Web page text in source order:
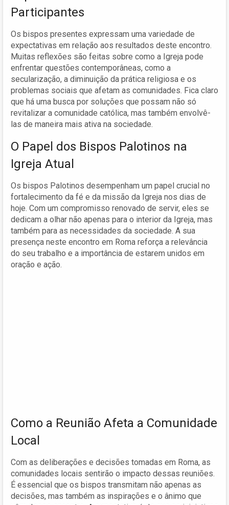
Participantes
Os bispos presentes expressam uma variedade de
expectativas em relação aos resultados deste encontro.
Muitas reflexões são feitas sobre como a Igreja pode
enfrentar questões contemporâneas, como a
secularização, a diminuição da prática religiosa e os
problemas sociais que afetam as comunidades. Fica claro
que há uma busca por soluções que possam não só
revitalizar a comunidade católica, mas também envolvê-
las de maneira mais ativa na sociedade.
O Papel dos Bispos Palotinos na
Igreja Atual
Os bispos Palotinos desempenham um papel crucial no
fortalecimento da fé e da missão da Igreja nos dias de
hoje. Com um compromisso renovado de servir, eles se
dedicam a olhar não apenas para o interior da Igreja, mas
também para as necessidades da sociedade. A sua
presença neste encontro em Roma reforça a relevância
do seu trabalho e a importância de estarem unidos em
oração e ação.
Como a Reunião Afeta a Comunidade
Local
Com as deliberações e decisões tomadas em Roma, as
comunidades locais sentirão o impacto dessas reuniões.
É essencial que os bispos transmitam não apenas as
decisões, mas também as inspirações e o ânimo que